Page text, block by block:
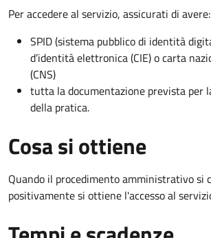
Per accedere al servizio, assicurati di avere:
SPID (sistema pubblico di identità
d’identità elettronica (CIE) o carta
(CNS)
tutta la documentazione prevista per
della pratica.
Cosa si ottiene
Quando il procedimento amministrativo si
positivamente si ottiene l'accesso al